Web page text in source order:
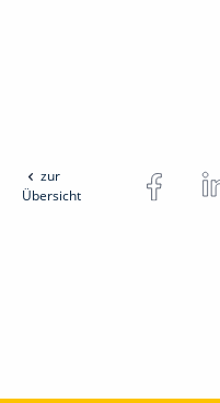
zur
Übersicht